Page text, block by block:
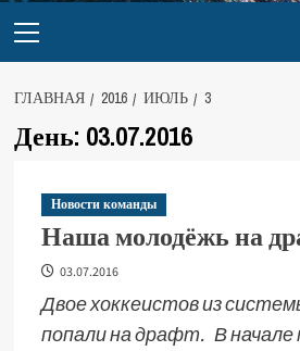
ГЛАВНАЯ 2016 ИЮЛЬ 3
День: 03.07.2016
Новости команды
Наша молодёжь на
03.07.2016
Двое хоккеистов из
попали на драфт. В начале